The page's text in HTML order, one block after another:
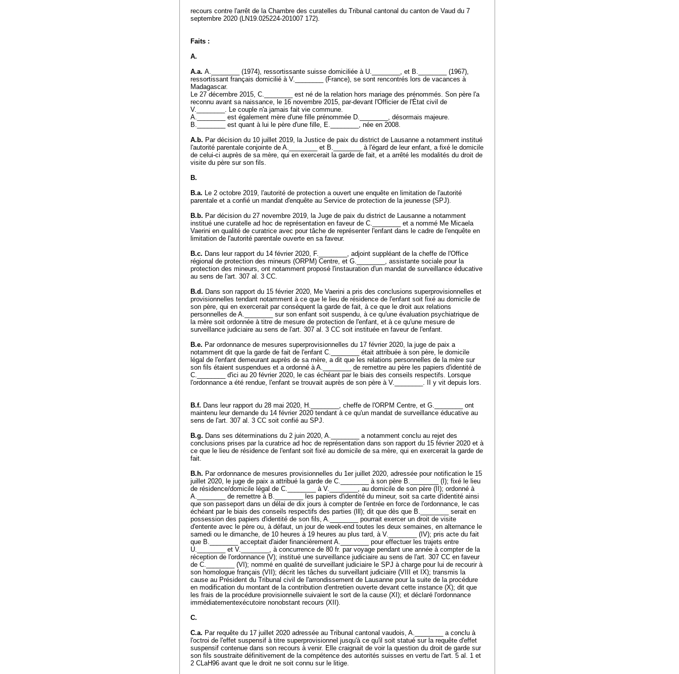
recours contre l'arrêt de la Chambre des curatelles du Tribunal cantonal du canton de Vaud du 7
septembre 2020 (LN19.025224-201007 172).
Faits :
A.
A.a. A.________ (1974), ressortissante suisse domiciliée à U.________, et B.________ (1967),
ressortissant français domicilié à V.________ (France), se sont rencontrés lors de vacances à
Madagascar.
Le 27 décembre 2015, C.________ est né de la relation hors mariage des prénommés. Son père l'a
reconnu avant sa naissance, le 16 novembre 2015, par-devant l'Officier de l'État civil de
V.________. Le couple n'a jamais fait vie commune.
A.________ est également mère d'une fille prénommée D.________, désormais majeure.
B.________ est quant à lui le père d'une fille, E.________, née en 2008.
A.b. Par décision du 10 juillet 2019, la Justice de paix du district de Lausanne a notamment institué
l'autorité parentale conjointe de A.________ et B.________ à l'égard de leur enfant, a fixé le domicile
de celui-ci auprès de sa mère, qui en exercerait la garde de fait, et a arrêté les modalités du droit de
visite du père sur son fils.
B.
B.a. Le 2 octobre 2019, l'autorité de protection a ouvert une enquête en limitation de l'autorité
parentale et a confié un mandat d'enquête au Service de protection de la jeunesse (SPJ).
B.b. Par décision du 27 novembre 2019, la Juge de paix du district de Lausanne a notamment
institué une curatelle ad hoc de représentation en faveur de C.________ et a nommé Me Micaela
Vaerini en qualité de curatrice avec pour tâche de représenter l'enfant dans le cadre de l'enquête en
limitation de l'autorité parentale ouverte en sa faveur.
B.c. Dans leur rapport du 14 février 2020, F.________, adjoint suppléant de la cheffe de l'Office
régional de protection des mineurs (ORPM) Centre, et G.________, assistante sociale pour la
protection des mineurs, ont notamment proposé l'instauration d'un mandat de surveillance éducative
au sens de l'art. 307 al. 3 CC.
B.d. Dans son rapport du 15 février 2020, Me Vaerini a pris des conclusions superprovisionnelles et
provisionnelles tendant notamment à ce que le lieu de résidence de l'enfant soit fixé au domicile de
son père, qui en exercerait par conséquent la garde de fait, à ce que le droit aux relations
personnelles de A.________ sur son enfant soit suspendu, à ce qu'une évaluation psychiatrique de
la mère soit ordonnée à titre de mesure de protection de l'enfant, et à ce qu'une mesure de
surveillance judiciaire au sens de l'art. 307 al. 3 CC soit instituée en faveur de l'enfant.
B.e. Par ordonnance de mesures superprovisionnelles du 17 février 2020, la juge de paix a
notamment dit que la garde de fait de l'enfant C.________ était attribuée à son père, le domicile
légal de l'enfant demeurant auprès de sa mère, a dit que les relations personnelles de la mère sur
son fils étaient suspendues et a ordonné à A.________ de remettre au père les papiers d'identité de
C.________ d'ici au 20 février 2020, le cas échéant par le biais des conseils respectifs. Lorsque
l'ordonnance a été rendue, l'enfant se trouvait auprès de son père à V.________. II y vit depuis lors.
B.f. Dans leur rapport du 28 mai 2020, H.________, cheffe de l'ORPM Centre, et G.________ ont
maintenu leur demande du 14 février 2020 tendant à ce qu'un mandat de surveillance éducative au
sens de l'art. 307 al. 3 CC soit confié au SPJ.
B.g. Dans ses déterminations du 2 juin 2020, A.________ a notamment conclu au rejet des
conclusions prises par la curatrice ad hoc de représentation dans son rapport du 15 février 2020 et à
ce que le lieu de résidence de l'enfant soit fixé au domicile de sa mère, qui en exercerait la garde de
fait.
B.h. Par ordonnance de mesures provisionnelles du 1er juillet 2020, adressée pour notification le 15
juillet 2020, le juge de paix a attribué la garde de C.________ à son père B.________ (I); fixé le lieu
de résidence/domicile légal de C.________ à V.________, au domicile de son père (II); ordonné à
A.________ de remettre à B.________ les papiers d'identité du mineur, soit sa carte d'identité ainsi
que son passeport dans un délai de dix jours à compter de l'entrée en force de l'ordonnance, le cas
échéant par le biais des conseils respectifs des parties (Ill); dit que dès que B.________ serait en
possession des papiers d'identité de son fils, A.________ pourrait exercer un droit de visite
d'entente avec le père ou, à défaut, un jour de week-end toutes les deux semaines, en alternance le
samedi ou le dimanche, de 10 heures à 19 heures au plus tard, à V.________ (IV); pris acte du fait
que B.________ acceptait d'aider financièrement A.________ pour effectuer les trajets entre
U.________ et V.________, à concurrence de 80 fr. par voyage pendant une année à compter de la
réception de l'ordonnance (V); institué une surveillance judiciaire au sens de l'art. 307 CC en faveur
de C.________ (VI); nommé en qualité de surveillant judiciaire le SPJ à charge pour lui de recourir à
son homologue français (VII); décrit les tâches du surveillant judiciaire (VIII et IX); transmis la
cause au Président du Tribunal civil de l'arrondissement de Lausanne pour la suite de la procédure
en modification du montant de la contribution d'entretien ouverte devant cette instance (X); dit que
les frais de la procédure provisionnelle suivaient le sort de la cause (XI); et déclaré l'ordonnance
immédiatementexécutoire nonobstant recours (XII).
C.
C.a. Par requête du 17 juillet 2020 adressée au Tribunal cantonal vaudois, A.________ a conclu à
l'octroi de l'effet suspensif à titre superprovisionnel jusqu'à ce qu'il soit statué sur la requête d'effet
suspensif contenue dans son recours à venir. Elle craignait de voir la question du droit de garde sur
son fils soustraite définitivement de la compétence des autorités suisses en vertu de l'art. 5 al. 1 et
2 CLaH96 avant que le droit ne soit connu sur le litige.